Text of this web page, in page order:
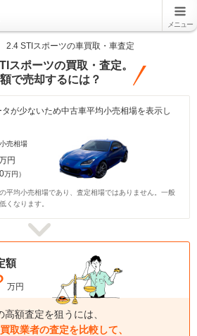
メニュー
2.4 STIスポーツの車買取・車査定
スポーツの買取・査定。
で売却するには？
が少ないため中古車平均小売相場を表示し
売相場
円
万円）
平均小売相場であり、査定相場ではありません。一般
くなります。
額
万円
高額査定を狙うには、
取業者の査定を比較して、